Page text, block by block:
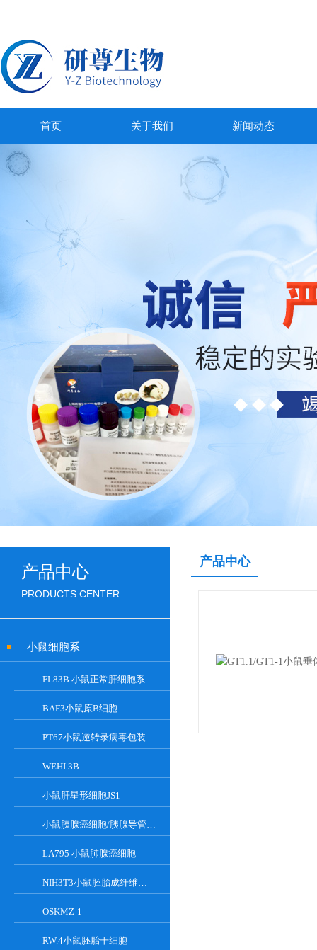
首页 关于我们 新闻动态
产品中心
PRODUCTS CENTER
小鼠细胞系
FL83B 小鼠正常肝细胞系
BAF3小鼠原B细胞
PT67小鼠逆转录病毒包装细胞
WEHI 3B
小鼠肝星形细胞JS1
小鼠胰腺癌细胞/胰腺导管癌PAN02
LA795 小鼠肺腺癌细胞
NIH3T3小鼠胚胎成纤维细胞
OSKMZ-1
RW.4小鼠胚胎干细胞
产品中心